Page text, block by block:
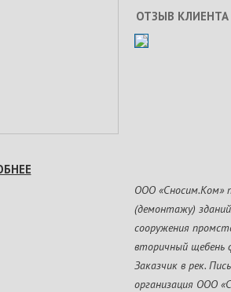
ОТЗЫВ КЛИЕНТА
ООО «Сносим.Ком»
(демонтажу)
сооружения
вторичный щебень
Заказчик в рек.
организация ООО